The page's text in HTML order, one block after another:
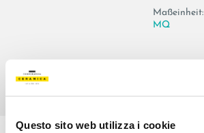
Questo sito web utilizza i cookie
Maßeinheit:
MQ